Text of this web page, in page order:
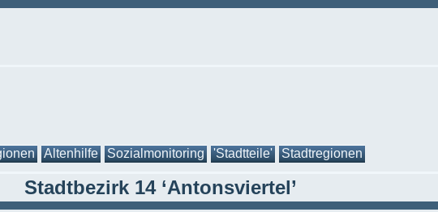
Altenhilfe Sozialmonitoring 'Stadtteile' Stadtregionen
Stadtbezirk 14 ‘Antonsviertel’